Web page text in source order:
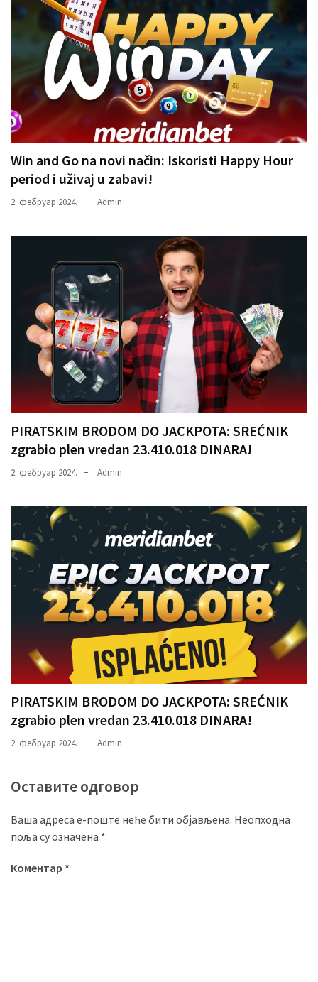
Win and Go na novi način: Iskoristi Happy Hour
period i uživaj u zabavi!
2. фебруар 2024. Admin
PIRATSKIM BRODOM DO JACKPOTA: SREĆNIK
zgrabio plen vredan 23.410.018 DINARA!
2. фебруар 2024. Admin
PIRATSKIM BRODOM DO JACKPOTA: SREĆNIK
zgrabio plen vredan 23.410.018 DINARA!
2. фебруар 2024. Admin
Оставите одговор
Ваша адреса е-поште неће бити објављена. Неопходна
поља су означена *
Коментар *